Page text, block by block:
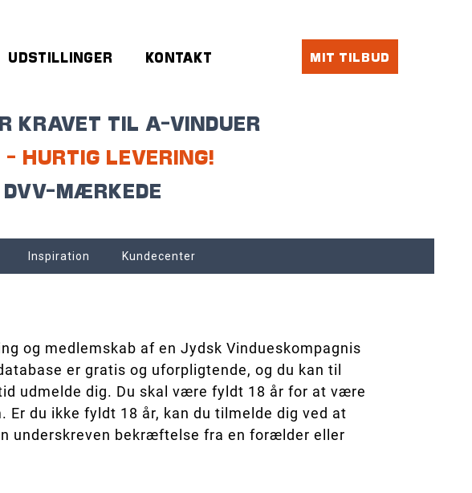
KONTAKT
UDSTILLINGER MIT TILBUD
KRAVET TIL A-VINDUER
HURTIG LEVERING!
DVV-MÆRKEDE
Inspiration Kundecenter
og medlemskab af en Jydsk Vindueskompagnis
er gratis og uforpligtende, og du kan til
udmelde dig. Du skal være fyldt 18 år for at være
Er du ikke fyldt 18 år, kan du tilmelde dig ved at
underskreven bekræftelse fra en forælder eller